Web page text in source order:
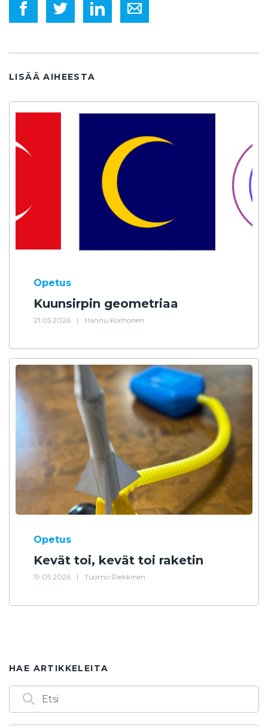
LISÄÄ AIHEESTA
Opetus
Kuunsirpin geometriaa
21.05.2026 | Hannu Korhonen
Opetus
Kevät toi, kevät toi raketin
19.05.2026 | Tuomo Riekkinen
HAE ARTIKKELEITA